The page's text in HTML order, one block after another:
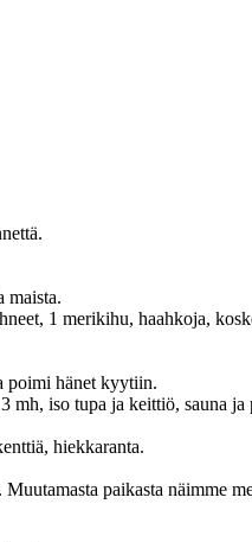
merikihu, haahkoja,
hänet kyytiin.
iso tupa ja keittiö, sauna ja
hiekkaranta.
paikasta näimme